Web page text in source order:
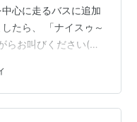
心に走るバスに追加
たら、 「ナイスゥ～
らお叫びください(笑)
キング参加中ライフ
長の集い ランキング
中海外生活